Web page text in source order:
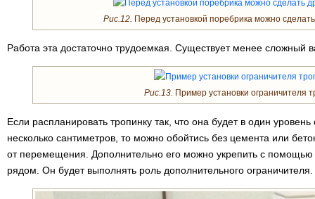
Рис.12. Перед установкой поребрика можно
Работа эта достаточно трудоемкая. Существует менее сложный
Рис.13. Пример установки ограничителя
Если распланировать тропинку так, что она будет в один
несколько сантиметров, то можно обойтись без цемента или
от перемещения. Дополнительно его можно укрепить с помощью
рядом. Он будет выполнять роль дополнительного ограничителя.